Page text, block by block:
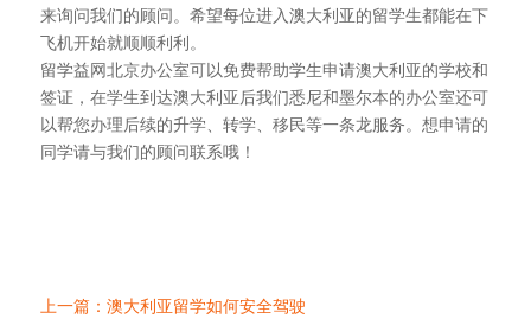
来询问我们的顾问。希望每位进入澳大利亚的留学生都能在下
飞机开始就顺顺利利。
留学益网北京办公室可以免费帮助学生申请澳大利亚的学校和
签证，在学生到达澳大利亚后我们悉尼和墨尔本的办公室还可
以帮您办理后续的升学、转学、移民等一条龙服务。想申请的
同学请与我们的顾问联系哦！
上一篇：澳大利亚留学如何安全驾驶